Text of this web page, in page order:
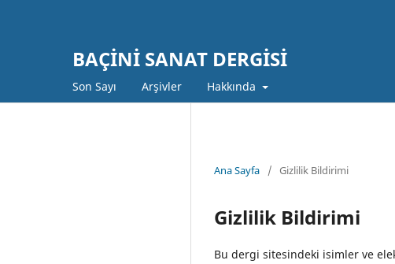
BAÇİNİ SANAT DERGİSİ
Son Sayı Arşivler Hakkında
Ana Sayfa / Gizlilik Bildirimi
Gizlilik Bildirimi
Bu dergi sitesindeki isimler ve